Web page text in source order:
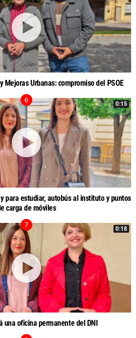
Mejoras Urbanas: compromiso del PSOE
0:15
para estudiar, autobús al instituto y puntos
carga de móviles
0:18
una oficina permanente del DNI